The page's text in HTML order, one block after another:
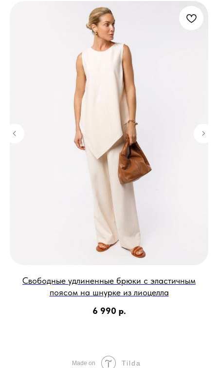
Свободные удлиненные брюки с эластичным
поясом на шнурке из лиоцелла
6 990 р.
Made on Tilda